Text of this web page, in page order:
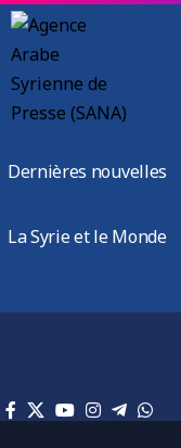
Dernières nouvelles
La Syrie et le Monde